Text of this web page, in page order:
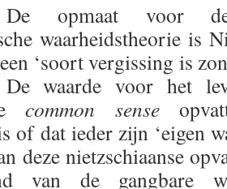
De opmaat voor
waarheidstheorie is
‘soort vergissing is
De waarde voor het
common sense
of dat ieder zijn ‘eigen
deze nietzschiaanse
van de gangbare